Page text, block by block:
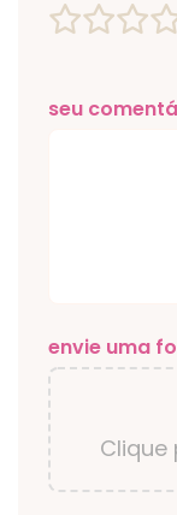
seu
envie uma